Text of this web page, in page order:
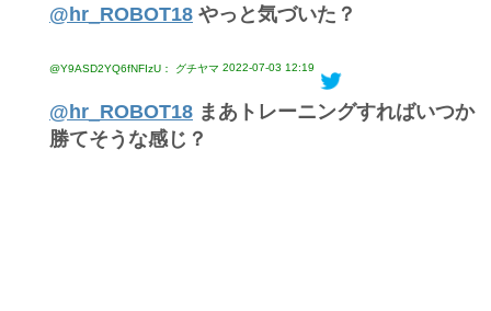
@hr_ROBOT18 やっと気づいた？
@Y9ASD2YQ6fNFIzU： グチヤマ 2022-07-03 12:19
@hr_ROBOT18 まあトレーニングすればいつか
勝てそうな感じ？